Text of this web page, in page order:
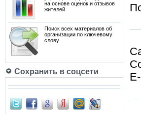
на основе оценок и отзывов
жителей
Поиск всех материалов об
организации по ключевому
слову
Сохранить в соцсети